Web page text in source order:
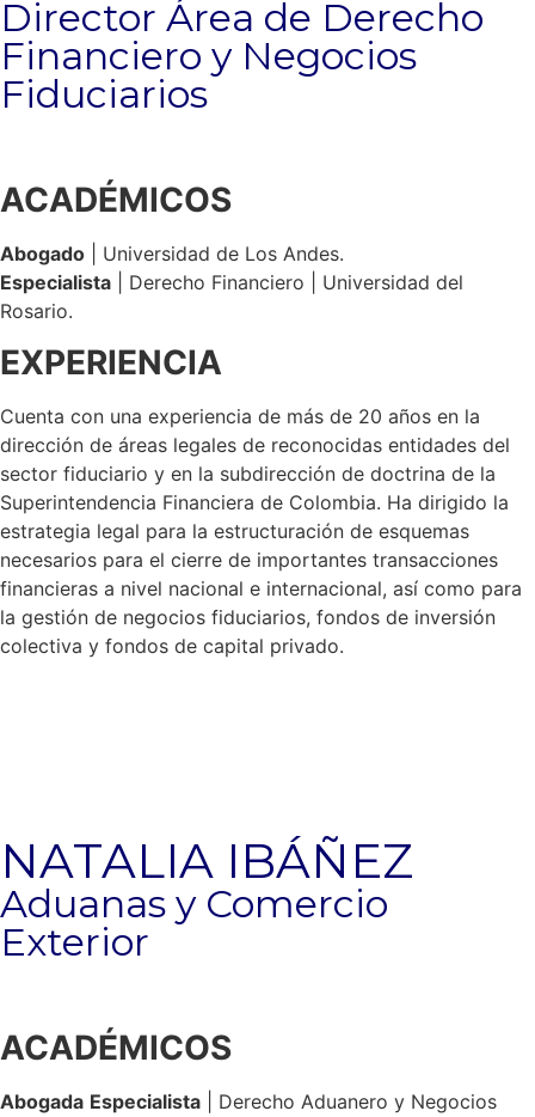
Director Área de Derecho
Financiero y Negocios
Fiduciarios
ACADÉMICOS
Abogado | Universidad de Los Andes.
Especialista | Derecho Financiero | Universidad del
Rosario.
EXPERIENCIA
Cuenta con una experiencia de más de 20 años en la
dirección de áreas legales de reconocidas entidades del
sector fiduciario y en la subdirección de doctrina de la
Superintendencia Financiera de Colombia. Ha dirigido la
estrategia legal para la estructuración de esquemas
necesarios para el cierre de importantes transacciones
financieras a nivel nacional e internacional, así como para
la gestión de negocios fiduciarios, fondos de inversión
colectiva y fondos de capital privado.
NATALIA IBÁÑEZ
Aduanas y Comercio
Exterior
ACADÉMICOS
Abogada Especialista | Derecho Aduanero y Negocios